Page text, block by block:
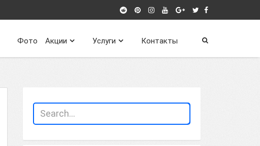
Контакты
Услуги
Акции
Фото